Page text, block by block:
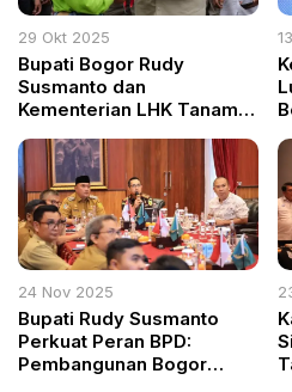
29 Okt 2025
Bupati Bogor Rudy
Susmanto dan
Kementerian LHK Tanam
Komitmen Lestarikan
Puncak dan Bogor Selatan
24 Nov 2025
Bupati Rudy Susmanto
Perkuat Peran BPD:
Pembangunan Bogor